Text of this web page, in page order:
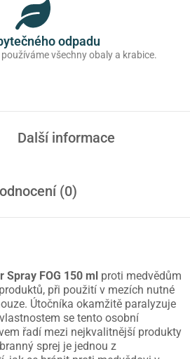
odpadu
všechny obaly a krabice.
Další informace
(0)
Spray FOG 150 ml proti medvědům
při použití v mezích nutné
Útočníka okamžitě paralyzuje
se tento osobní
řadí mezi nejkvalitnější produkty
sprej je jednou z